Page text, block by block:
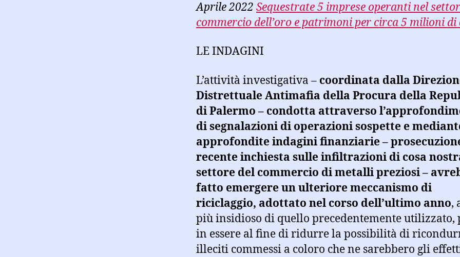
Aprile 2022 Sequestrate 5 imprese operanti nel
commercio dell’oro e patrimoni per circa 5 milioni di
LE INDAGINI
L’attività investigativa – coordinata dalla
Distrettuale Antimafia della Procura della
di Palermo – condotta attraverso
di segnalazioni di operazioni sospette e
approfondite indagini finanziarie –
recente inchiesta sulle infiltrazioni di cosa
settore del commercio di metalli preziosi –
fatto emergere un ulteriore meccanismo di
riciclaggio, adottato nel corso dell’ultimo anno,
più insidioso di quello precedentemente utilizzato,
in essere al fine di ridurre la possibilità di
illeciti commessi a coloro che ne sarebbero gli